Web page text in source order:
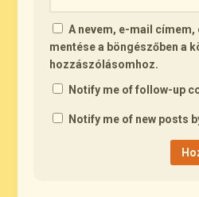
A nevem, e-mail
mentése a böngészőben a
hozzászólásomhoz.
Notify me of follow-up
Notify me of new posts